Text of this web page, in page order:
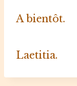
A bientôt.⁠
Laetitia.⁠